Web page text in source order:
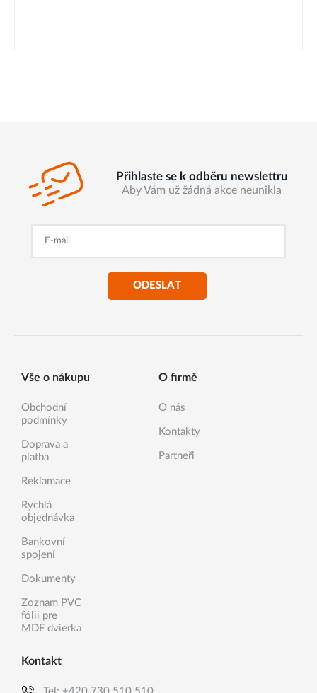
Přihlaste se k odběru newslettru
Aby Vám už žádná akce neunikla
ODESLAT
Vše o nákupu
Obchodní
podmínky
Doprava a
platba
Reklamace
Rychlá
objednávka
Bankovní
spojení
Dokumenty
Zoznam PVC
fólii pre
MDF dvierka
O firmě
O nás
Kontakty
Partneři
Kontakt